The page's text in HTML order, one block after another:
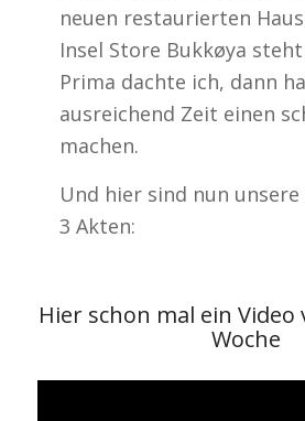
neuen restaurierten
Insel Store Bukkøya
Prima dachte ich, dann
ausreichend Zeit einen
machen.
Und hier sind nun
3 Akten:
Hier schon mal ein
Woche